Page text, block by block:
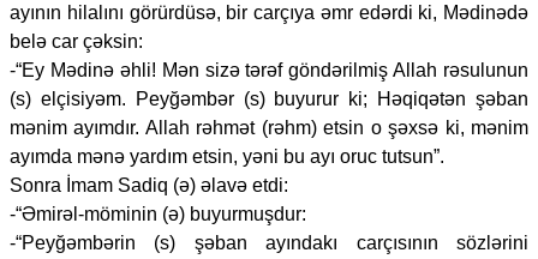
ayının hilalını görürdüsə, bir carçıya əmr edərdi ki, Mədinədə
belə car çəksin:
-“Ey Mədinə əhli! Mən sizə tərəf göndərilmiş Allah rəsulunun
(s) elçisiyəm. Peyğəmbər (s) buyurur ki; Həqiqətən şəban
mənim ayımdır. Allah rəhmət (rəhm) etsin o şəxsə ki, mənim
ayımda mənə yardım etsin, yəni bu ayı oruc tutsun”.
Sonra İmam Sadiq (ə) əlavə etdi:
-“Əmirəl-möminin (ə) buyurmuşdur:
-“Peyğəmbərin (s) şəban ayındakı carçısının sözlərini